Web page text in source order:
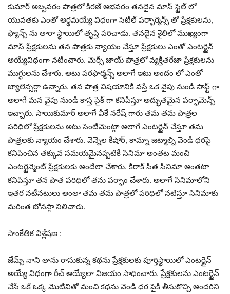
కుమార్ అబ్బవరం పాత్రలో కిరణ్ అభవరం తనదైన మాస్ స్టైల్ లో
యువతకు ఎంతో అర్థమయ్యే విధంగా సెటిల్ పర్ఫార్మెన్స్ తో ప్రేక్షకులను,
ఫ్యాన్స్ ను తారా స్థాయిలో తృప్తి పరిచాడు. తనదైన శైలిలో ముఖ్యంగా
మాస్ ప్రేక్షకులను తన పాత్రకు న్యాయం చేస్తూ ప్రేక్షకులు ఎంతో ఎంటర్టైన్
అయ్యేవిధంగా నటించారు. మెర్సీ జాయ్ పాత్రలో వ్యక్తితరేజా ప్రేక్షకులను
ముగ్ధులను చేశారు. అటు పరఫార్మన్స్ అలాగే ఇటు అందం లో ఎంతో
బ్యాలెన్సర్గా ఉన్నారు. తన పాత్ర విషయానికి వస్తే ఒక వైపు నుండి సాఫ్ట్ గా
అలాగే మన వైపు నుండి కాస్త సైక్ గా కనిపిస్తూ అద్భుతమైన పర్ఫామెన్స్
ఇచ్చారు. సాయికుమార్ అలాగే వీకే నరేష్ గారు తమ తమ పాత్రల
పరిధిలో ప్రేక్షకులను అటు సెంటిమెంట్గా అలాగే ఎంటర్టైన్ చేస్తూ తమ
పాత్రలకు న్యాయం చేశారు. వెన్నెల కిషోర్, కామ్నా జట్మాల్ని వెండి ధరపై
కనిపించిన తక్కువ సమయమైనప్పటికీ సినిమా అంతట మంచి
ఎంటర్టైన్మెంట్ ప్రేక్షకులకు అందేలా చేశారు. కిరాక్ సీత సినిమా అంతటా
కనిపిస్తూ తన పాత పరిధిలో తను పర్ఫాం చేశారు. అలాగే సినిమాలోని
ఇతర నటీనటులు అంతా తమ తమ పాత్రలో పరిధిలో నటిస్తూ సినిమాకు
మరింత బోనస్గా నిలిచారు.
సాంకేతిక విశ్లేషణ :
జేమ్స్ నాని తాను రాసుకున్న కథను ప్రేక్షకులకు పూర్తిస్థాయిలో ఎంటర్టైన్
అయ్యే విధంగా రీచ్ అయ్యేలా విజయం సాధించారు. ప్రేక్షకులను ఎంటర్టైన్
చేసే ఒకే ఒక్క మొటివితో మంచి కథను వెండి ధర పైకి తీసుకొచ్చి అందరిని